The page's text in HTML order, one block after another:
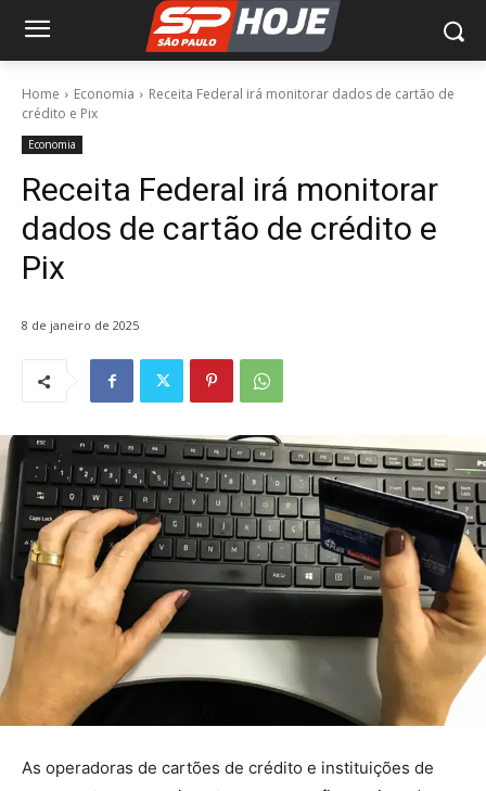
Home Economia
Receita Federal irá monitorar dados de cartão de
crédito e Pix
Economia
Receita Federal irá monitorar
dados de cartão de crédito e
Pix
8 de janeiro de 2025
As operadoras de cartões de crédito e instituições de